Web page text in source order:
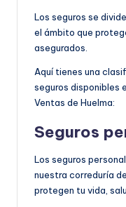
Los seguros se
el ámbito que
asegurados.
Aquí tienes una
seguros disponibles
Ventas de Huelma:
Seguros
Los seguros
nuestra correduría
protegen tu vida,